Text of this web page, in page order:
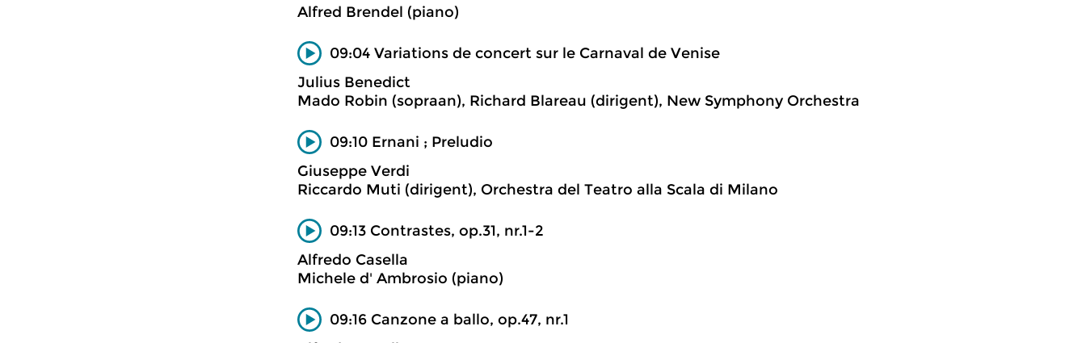
Alfred Brendel (piano)
09:04 Variations de concert sur le Carnaval de Venise
Julius Benedict
Mado Robin (sopraan), Richard Blareau (dirigent), New Symphony Orchestra
09:10 Ernani ; Preludio
Giuseppe Verdi
Riccardo Muti (dirigent), Orchestra del Teatro alla Scala di Milano
09:13 Contrastes, op.31, nr.1-2
Alfredo Casella
Michele d' Ambrosio (piano)
09:16 Canzone a ballo, op.47, nr.1